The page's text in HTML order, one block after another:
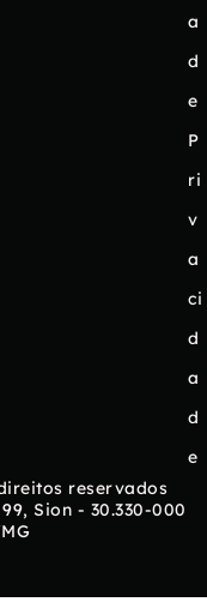
a
d
e
P
ri
v
a
ci
d
a
d
e
reservados
Sion - 30.330-000